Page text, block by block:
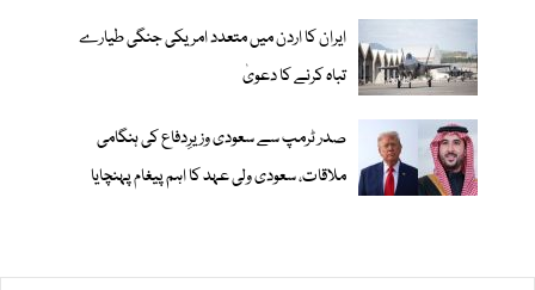
ایران کا اردن میں متعدد امریکی جنگی طیارے
تباہ کرنے کا دعویٰ
صدر ٹرمپ سے سعودی وزیرِدفاع کی ہنگامی
ملاقات، سعودی ولی عہد کا اہم پیغام پہنچایا